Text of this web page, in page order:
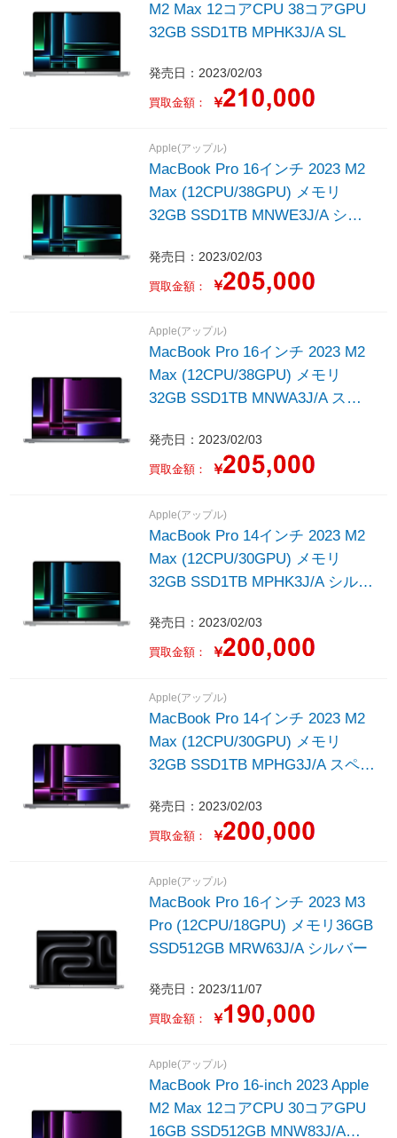
M2 Max 12コアCPU 38コアGPU
32GB SSD1TB MPHK3J/A SL
発売日：2023/02/03
買取金額： ￥
Apple(アップル)
MacBook Pro 16インチ 2023 M2
Max (12CPU/38GPU) メモリ
32GB SSD1TB MNWE3J/A シル
発売日：2023/02/03
買取金額： ￥
Apple(アップル)
MacBook Pro 16インチ 2023 M2
Max (12CPU/38GPU) メモリ
32GB SSD1TB MNWA3J/A スペ
発売日：2023/02/03
買取金額： ￥
Apple(アップル)
MacBook Pro 14インチ 2023 M2
Max (12CPU/30GPU) メモリ
32GB SSD1TB MPHK3J/A シルバ
発売日：2023/02/03
買取金額： ￥
Apple(アップル)
MacBook Pro 14インチ 2023 M2
Max (12CPU/30GPU) メモリ
32GB SSD1TB MPHG3J/A スペー
発売日：2023/02/03
買取金額： ￥
Apple(アップル)
MacBook Pro 16インチ 2023 M3
Pro (12CPU/18GPU) メモリ36GB
SSD512GB MRW63J/A シルバー
発売日：2023/11/07
買取金額： ￥
Apple(アップル)
MacBook Pro 16-inch 2023 Apple
M2 Max 12コアCPU 30コアGPU
16GB SSD512GB MNW83J/A